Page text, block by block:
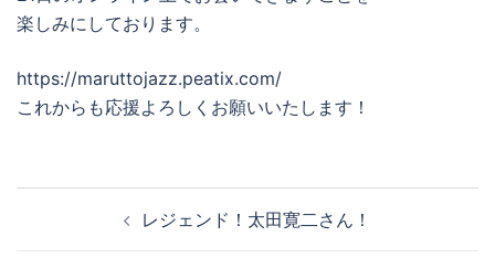
楽しみにしております。
https://maruttojazz.peatix.com/
これからも応援よろしくお願いいたします！
レジェンド！太田寛二さん！